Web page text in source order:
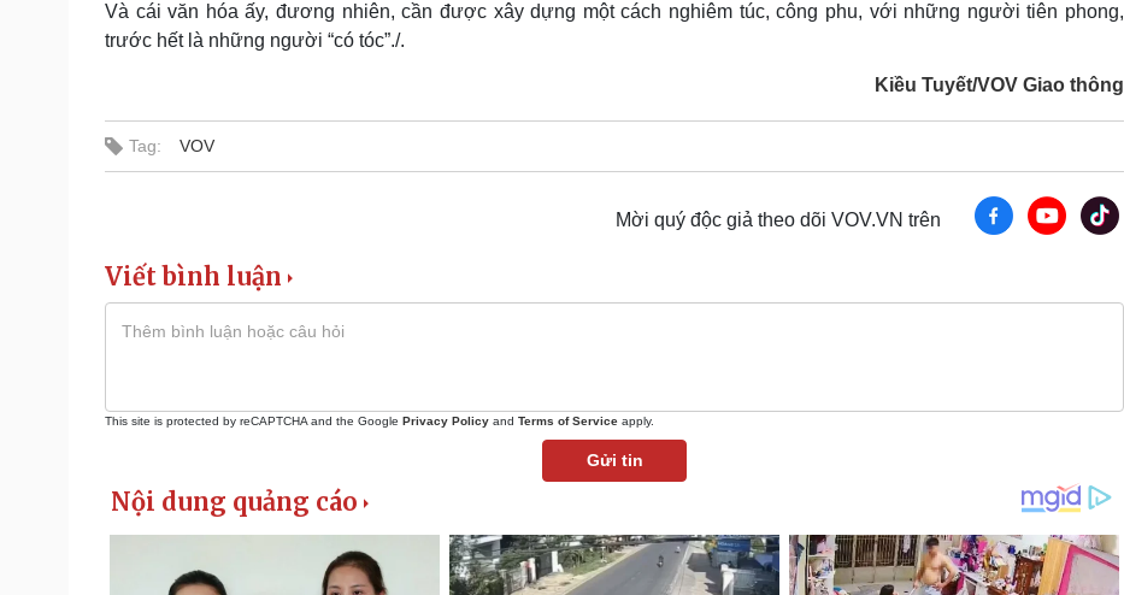
Và cái văn hóa ấy, đương nhiên, cần được xây dựng một cách nghiêm túc, công phu, với những người tiên phong,
trước hết là những người “có tóc”./.
Kiều Tuyết/VOV Giao thông
Tag: VOV
Mời quý độc giả theo dõi VOV.VN trên
Viết bình luận
This site is protected by reCAPTCHA and the Google Privacy Policy and Terms of Service apply.
Gửi tin